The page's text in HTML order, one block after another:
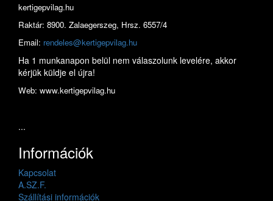
kertigepvilag.hu
Raktár: 8900. Zalaegerszeg, Hrsz. 6557/4
Email: rendeles@kertigepvilag.hu
Ha 1 munkanapon belül nem válaszolunk levelére, akkor
kérjük küldje el újra!
Web: www.kertigepvilag.hu
...
Információk
Kapcsolat
A.SZ.F.
Szállítási információk